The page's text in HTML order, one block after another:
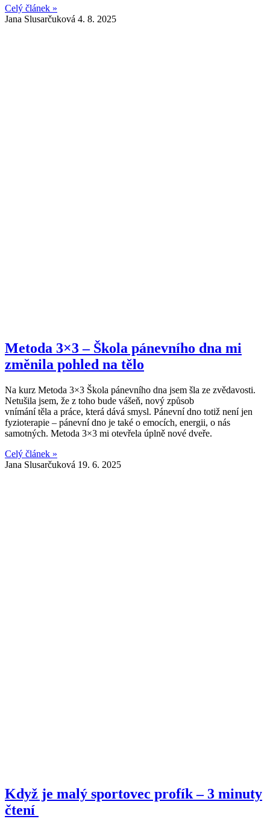
Celý článek »
Jana Slusarčuková 4. 8. 2025
Metoda 3×3 – Škola pánevního dna mi
změnila pohled na tělo
Na kurz Metoda 3×3 Škola pánevního dna jsem šla ze zvědavosti.
Netušila jsem, že z toho bude vášeň, nový způsob
vnímání těla a práce, která dává smysl. Pánevní dno totiž není jen
fyzioterapie – pánevní dno je také o emocích, energii, o nás
samotných. Metoda 3×3 mi otevřela úplně nové dveře.
Celý článek »
Jana Slusarčuková 19. 6. 2025
Když je malý sportovec profík – 3 minuty
čtení